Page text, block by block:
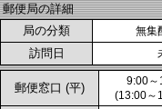
郵便局の詳細
局の分類
無集
訪問日
郵便窓口 (平)
9:00～
(13:00～